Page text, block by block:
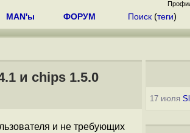
MAN'ы ФОРУМ Поиск (теги)
и chips 1.5.0
и не требующих
17 июля